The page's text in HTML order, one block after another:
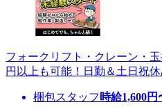
フォークリフト・クレーン・
円以上も可能！日勤＆土日祝
梱包スタッフ 時給1,600円